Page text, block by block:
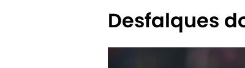
Desfalques